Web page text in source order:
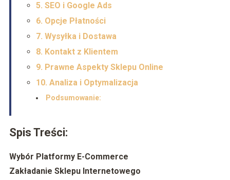
5. SEO i Google Ads
6. Opcje Płatności
7. Wysyłka i Dostawa
8. Kontakt z Klientem
9. Prawne Aspekty Sklepu Online
10. Analiza i Optymalizacja
Podsumowanie:
Spis Treści:
Wybór Platformy E-Commerce
Zakładanie Sklepu Internetowego